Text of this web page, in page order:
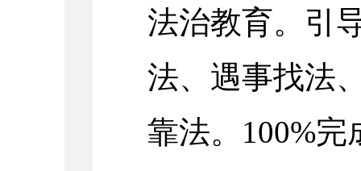
法治教育。引
法、遇事找法
靠法。 100%完